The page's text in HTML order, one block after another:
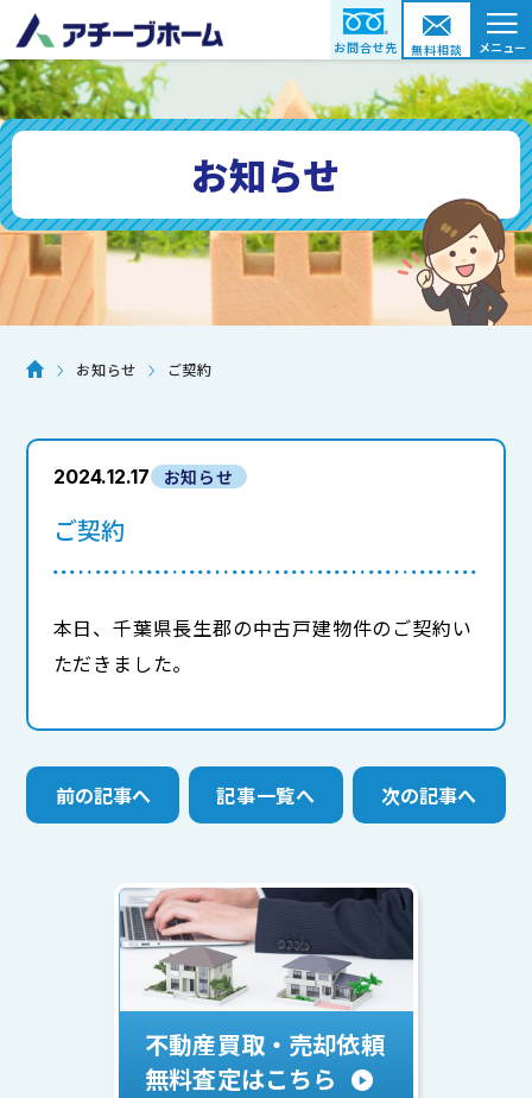
≡
メニュー
お問合せ先 無料相談
お知らせ
お知らせ ご契約
2024.12.17 お知らせ
ご契約
本日、千葉県長生郡の中古戸建物件のご契約い
ただきました。
前の記事へ 記事一覧へ 次の記事へ
不動産買取・売却依頼
無料査定はこちら